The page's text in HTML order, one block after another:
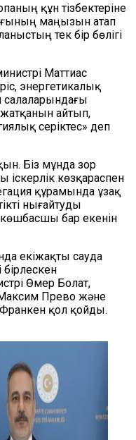
құн тізбектеріне
маңызын атап
тек бір бөлігі
Маттиас
энергетикалық
салаларындағы
айтып,
серіктес» деп
Біз мұнда зор
көзқараспен
құрамында ұзақ
нығайтуды
көшбасшы бар екенін
екіжақты сауда
Өмер Болат,
Максим Прево және
қол қойды.